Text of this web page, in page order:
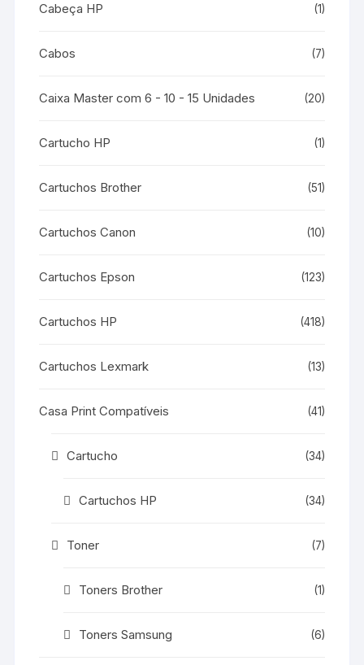
Cabeça HP (1)
Cabos (7)
Caixa Master com 6 - 10 - 15 Unidades (20)
Cartucho HP (1)
Cartuchos Brother (51)
Cartuchos Canon (10)
Cartuchos Epson (123)
Cartuchos HP (418)
Cartuchos Lexmark (13)
Casa Print Compatíveis (41)
Cartucho (34)
Cartuchos HP (34)
Toner (7)
Toners Brother (1)
Toners Samsung (6)